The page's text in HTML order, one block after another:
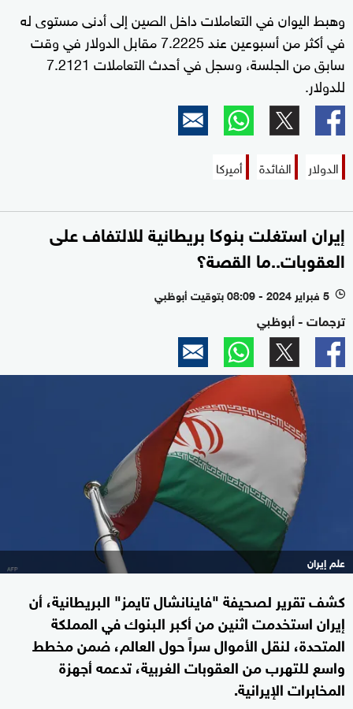
وهبط اليوان في التعاملات داخل الصين إلى أدنى مستوى له
في أكثر من أسبوعين عند 7.2225 مقابل الدولار في وقت
سابق من الجلسة، وسجل في أحدث التعاملات 7.2121
للدولار.
الدولار الفائدة أميركا
إيران استغلت بنوكا بريطانية للالتفاف على
العقوبات..ما القصة؟
l 5 فبراير 2024 - 08:09 بتوقيت أبوظبي
ترجمات - أبوظبي
علم إيران
كشف تقرير لصحيفة "فاينانشال تايمز" البريطانية، أن
إيران استخدمت اثنين من أكبر البنوك في المملكة
المتحدة، لنقل الأموال سراً حول العالم، ضمن مخطط
واسع للتهرب من العقوبات الغربية، تدعمه أجهزة
المخابرات الإيرانية.